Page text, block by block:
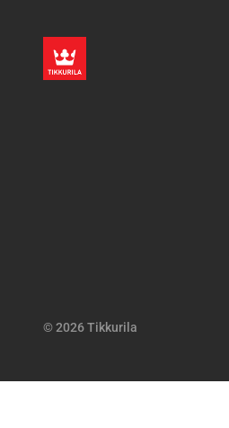
© 2026 Tikkurila